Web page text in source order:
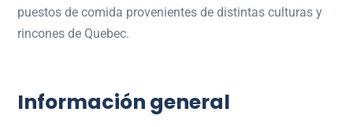
puestos de comida provenientes de distintas culturas y
rincones de Quebec.
Información general